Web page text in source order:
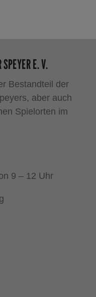
E. V.
Bestandteil der
aber auch
Spielorten im
9 – 12 Uhr